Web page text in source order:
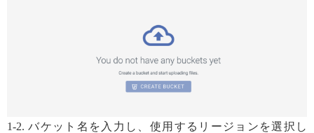
1-2. バケット名を入力し、使用するリージョンを選択し